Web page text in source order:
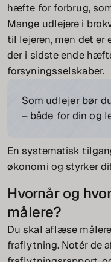
hæfte for forbrug,
Mange udlejere i
til lejeren, men det er
der i sidste ende
forsyningsselskaber.
Som udlejer bør
– både for din og
En systematisk
økonomi og styrker
Hvornår og
målere?
Du skal aflæse
fraflytning. Notér de